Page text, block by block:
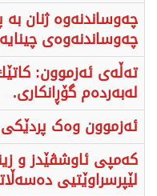
چەوساندنەوە ژنان
چەوساندنەوەی
تەڵەی ئەزموون:
لەبەردەم گۆڕانكاری.
ئەزموون وەک پردێکی
کەمپی ئاوشڤێدز و
لێپرسراوێتیی